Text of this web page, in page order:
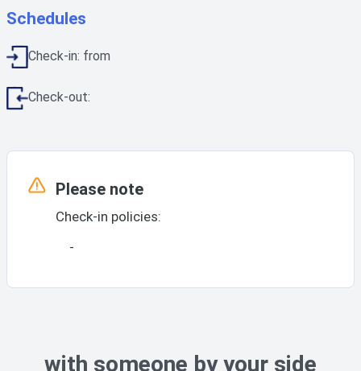
Schedules
Check-in: from
Check-out:
Please note
Check-in policies:
-
with someone by your side